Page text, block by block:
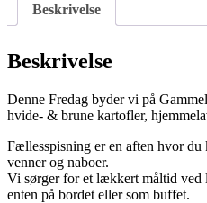
Beskrivelse
Beskrivelse
Denne Fredag byder vi på
hvide- & brune kartofler,
Fællesspisning er en aften hvor du
venner og naboer.
Vi sørger for et lækkert måltid ved
enten på bordet eller som buffet.